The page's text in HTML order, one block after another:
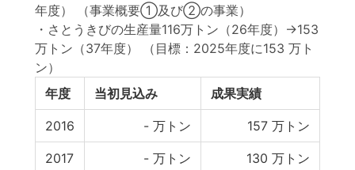
年度） （事業概要①及び②の事業）
・さとうきびの生産量116万トン（26年度）→153
万トン（37年度）
（目標：2025年度に153 万ト
ン）
年度
当初見込み 成果実績
2016 - 万トン 157 万トン
2017 - 万トン 130 万トン